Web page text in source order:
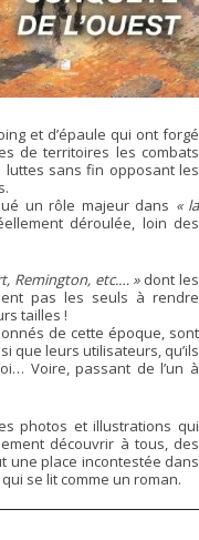
et d’épaule qui ont forgé
de territoires les combats
sans fin opposant les
un rôle majeur dans « la
déroulée, loin des
Remington, etc.… »dont les
pas les seuls à rendre
tailles !
de cette époque, sont
que leurs utilisateurs, qu’ils
Voire, passant de l’un à
photos et illustrations qui
découvrir à tous, des
une place incontestée dans
se lit comme un roman.